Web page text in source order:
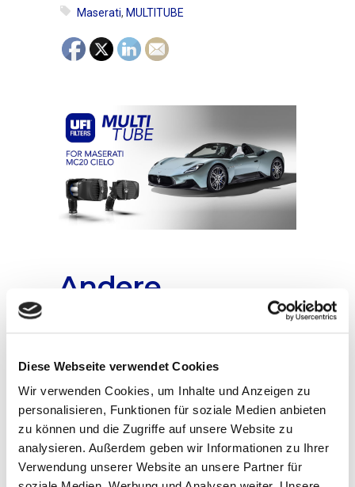
Diese Webseite verwendet Cookies
Wir verwenden Cookies, um Inhalte und Anzeigen zu
personalisieren, Funktionen für soziale Medien anbieten
zu können und die Zugriffe auf unsere Website zu
analysieren. Außerdem geben wir Informationen zu Ihrer
Verwendung unserer Website an unsere Partner für
Maserati, MULTITUBE
Andere
Neuigkeiten